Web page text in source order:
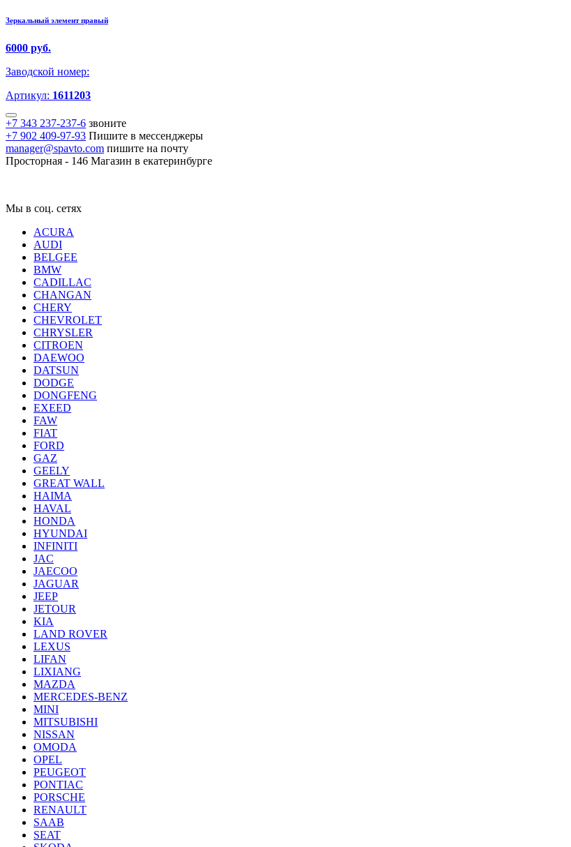
Зеркальный элемент правый
6000 руб.
Заводской номер:
Артикул: 1611203
+7 343 237-237-6 звоните
+7 902 409-97-93 Пишите в мессенджеры
manager@spavto.com пишите на почту
Просторная - 146 Магазин в екатеринбурге
Мы в соц. сетях
ACURA
AUDI
BELGEE
BMW
CADILLAC
CHANGAN
CHERY
CHEVROLET
CHRYSLER
CITROEN
DAEWOO
DATSUN
DODGE
DONGFENG
EXEED
FAW
FIAT
FORD
GAZ
GEELY
GREAT WALL
HAIMA
HAVAL
HONDA
HYUNDAI
INFINITI
JAC
JAECOO
JAGUAR
JEEP
JETOUR
KIA
LAND ROVER
LEXUS
LIFAN
LIXIANG
MAZDA
MERCEDES-BENZ
MINI
MITSUBISHI
NISSAN
OMODA
OPEL
PEUGEOT
PONTIAC
PORSCHE
RENAULT
SAAB
SEAT